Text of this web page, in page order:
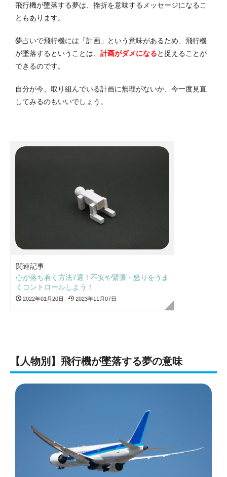
飛行機が墜落する夢は、挫折を意味するメッセージになるこ
ともあります。
夢占いで飛行機には「計画」という意味があるため、飛行機
が墜落するということは、 計画がダメになると捉えることが
できるのです。
自分が今、取り組んでいる計画に無理がないか、今一度見直
してみるのもいいでしょう。
関連記事
心が落ち着く方法7選！不安や緊張・怒りをうま
くコントロールしよう！
2022年01月20日 2023年11月07日
【人物別】飛行機が墜落する夢の意味